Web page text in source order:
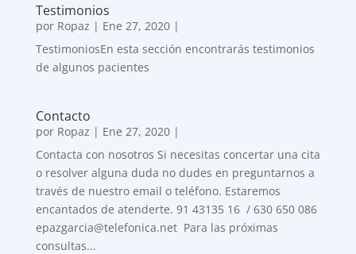
Testimonios
por Ropaz | Ene 27, 2020|
TestimoniosEn esta sección encontrarás testimonios
de algunos pacientes
Contacto
por Ropaz | Ene 27, 2020|
Contacta con nosotros Si necesitas concertar una cita
o resolver alguna duda no dudes en preguntarnos a
través de nuestro email o teléfono. Estaremos
encantados de atenderte. 91 43135 16 / 630 650 086
epazgarcia@telefonica.net Para las próximas
consultas...